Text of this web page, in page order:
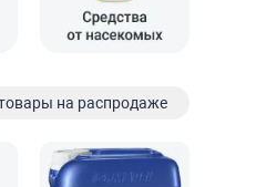
на распродаже